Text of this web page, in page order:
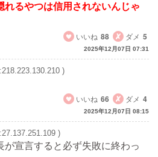
れるやつは信用されないんじゃ
いいね 88 ダメ 5
2025年12月07日 07:31
)
いいね 66 ダメ 4
2025年12月07日 08:15
)
が宣言すると必ず失敗に終わっ